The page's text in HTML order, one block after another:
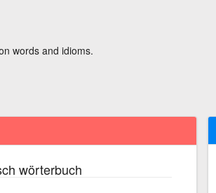
words and idioms.
wörterbuch